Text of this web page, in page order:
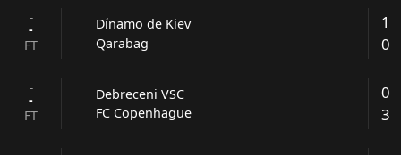
-
-
FT
Dínamo de Kiev
Qarabag
1
0
-
-
FT
Debreceni VSC
FC Copenhague
0
3